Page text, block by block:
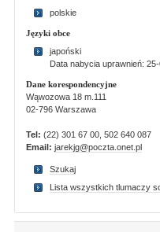
polskie
Języki obce
japoński
Data nabycia uprawnień:
Dane korespondencyjne
Wąwozowa 18 m.111
02-796 Warszawa
Tel: (22) 301 67 00, 502 640 087
Email: jarekjg@poczta.onet.pl
Szukaj
Lista wszystkich tlumaczy